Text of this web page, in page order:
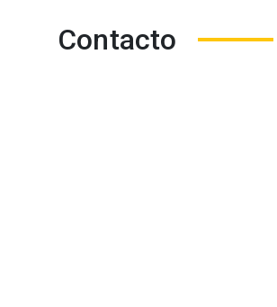
Contacto